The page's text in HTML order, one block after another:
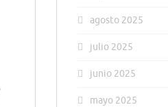
agosto 2025
julio 2025
junio 2025
mayo 2025